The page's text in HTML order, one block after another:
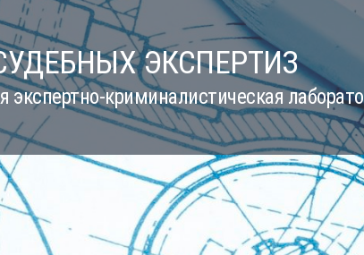
ЭКСПЕРТИЗ
экспертно-криминалистическая